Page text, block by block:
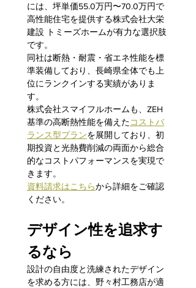
には、坪単価55.0万円〜70.0万円で
高性能住宅を提供する株式会社大栄
建設 トミーズホームが有力な選択肢
です。
同社は断熱・耐震・省エネ性能を標
準装備しており、長崎県全体でも上
位にランクインする実績がありま
す。
株式会社スマイフルホームも、ZEH
基準の高断熱性能を備えたコストバ
ランス型プランを展開しており、初
期投資と光熱費削減の両面から総合
的なコストパフォーマンスを実現で
きます。
資料請求はこちらから詳細をご確認
ください。
デザイン性を追求す
るなら
設計の自由度と洗練されたデザイン
を求める方には、野々村工務店が適